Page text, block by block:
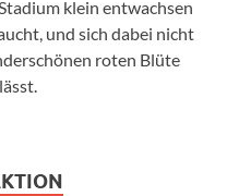
klein entwachsen
und sich dabei nicht
roten Blüte